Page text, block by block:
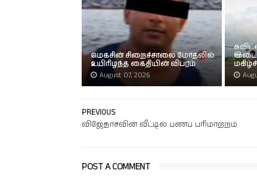
மெகசின் சிறைச்சாலை மோதலில்
உயிரிழந்த கைதியின் விபரம்
August 07, 2026
PREVIOUS
விஜேதாசவின் வீட்டில் பணப் பரிமாற்றம்
POST A COMMENT